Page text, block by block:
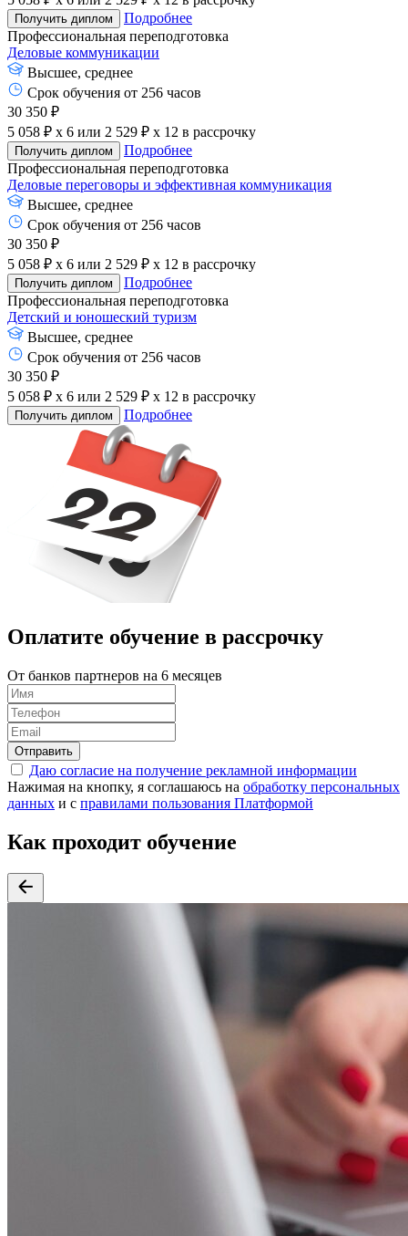
Получить диплом
Подробнее
Профессиональная переподготовка
Деловые коммуникации
Высшее, среднее
Срок обучения от 256 часов
30 350 ₽
5 058 ₽ x 6 или 2 529 ₽ x 12 в рассрочку
Получить диплом
Подробнее
Профессиональная переподготовка
Деловые переговоры и эффективная коммуникация
Высшее, среднее
Срок обучения от 256 часов
30 350 ₽
5 058 ₽ x 6 или 2 529 ₽ x 12 в рассрочку
Получить диплом
Подробнее
Профессиональная переподготовка
Детский и юношеский туризм
Высшее, среднее
Срок обучения от 256 часов
30 350 ₽
5 058 ₽ x 6 или 2 529 ₽ x 12 в рассрочку
Получить диплом Подробнее
Оплатите обучение в рассрочку
От банков партнеров на 6 месяцев
Отправить
Даю согласие на получение рекламной информации
Нажимая на кнопку, я соглашаюсь на обработку персональных
данных и с правилами пользования Платформой
Как проходит обучение